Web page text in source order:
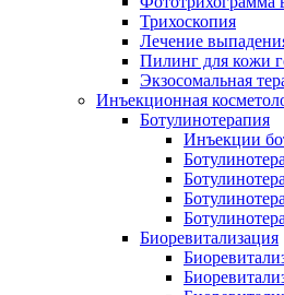
Трихоскопия
Лечение
Пилинг для кожи
Экзосомальная
Инъекционная
Ботулинотерапия
Инъекции
Биоревитализация